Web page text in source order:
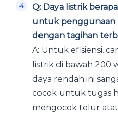
Q: Daya listrik
untuk penggunaan
dengan tagihan
A: Untuk efisiensi,
listrik di bawah 200
daya rendah ini
cocok untuk tugas
mengocok telur